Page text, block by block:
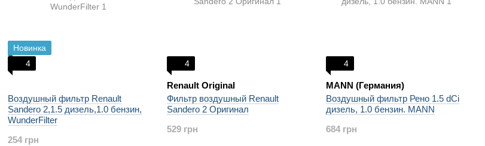
Новинка
4
Воздушный фильтр Renault
Sandero 2,1.5 дизель,1.0 бензин,
WunderFilter
254 грн
4
Renault Original
Фильтр воздушный Renault
Sandero 2 Оригинал
529 грн
4
MANN (Германия)
Воздушный фильтр Рено 1.5 dCi
дизель, 1.0 бензин. MANN
684 грн